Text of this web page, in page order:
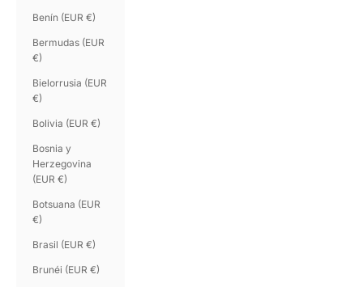
Benín (EUR €)
Bermudas (EUR
€)
Bielorrusia (EUR
€)
Bolivia (EUR €)
Bosnia y
Herzegovina
(EUR €)
Botsuana (EUR
€)
Brasil (EUR €)
Brunéi (EUR €)